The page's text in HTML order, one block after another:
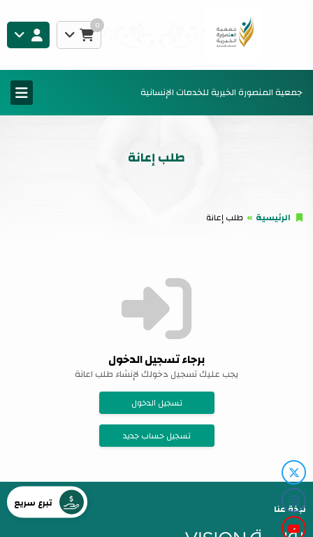
0
جمعية المنصورة الخيرية للخدمات الإنسانية
طلب إعانة
الرئيسية طلب إعانة
برجاء تسجيل الدخول
يجب عليك تسجيل دخولك لإنشاء طلب اعانة
تسجيل الدخول
تسجيل حساب جديد
نبذة عنا تبرع سريع